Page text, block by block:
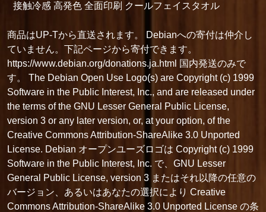
接触冷感 高発色 全面印刷 クールフェイスタオル
商品はUP-Tから直送されます。 Debianへの寄付は仲介し
ていません。下記ページから寄付できます。
https://www.debian.org/donations.ja.html 国内発送のみで
す。 The Debian Open Use Logo(s) are Copyright (c) 1999
Software in the Public Interest, Inc., and are released under
the terms of the GNU Lesser General Public License,
version 3 or any later version, or, at your option, of the
Creative Commons Attribution-ShareAlike 3.0 Unported
License. Debian オープンユーズロゴは Copyright (c) 1999
Software in the Public Interest, Inc. で、GNU Lesser
General Public License, version 3 またはそれ以降の任意の
バージョン、あるいはあなたの選択により Creative
Commons Attribution-ShareAlike 3.0 Unported License の条